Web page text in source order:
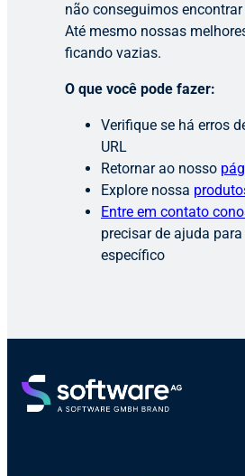
não conseguimos
Até mesmo nossas
ficando vazias.
O que você pode fazer:
Verifique se há erros
URL
Retornar ao nosso
Explore nossa
Entre em contato
precisar de ajuda
específico